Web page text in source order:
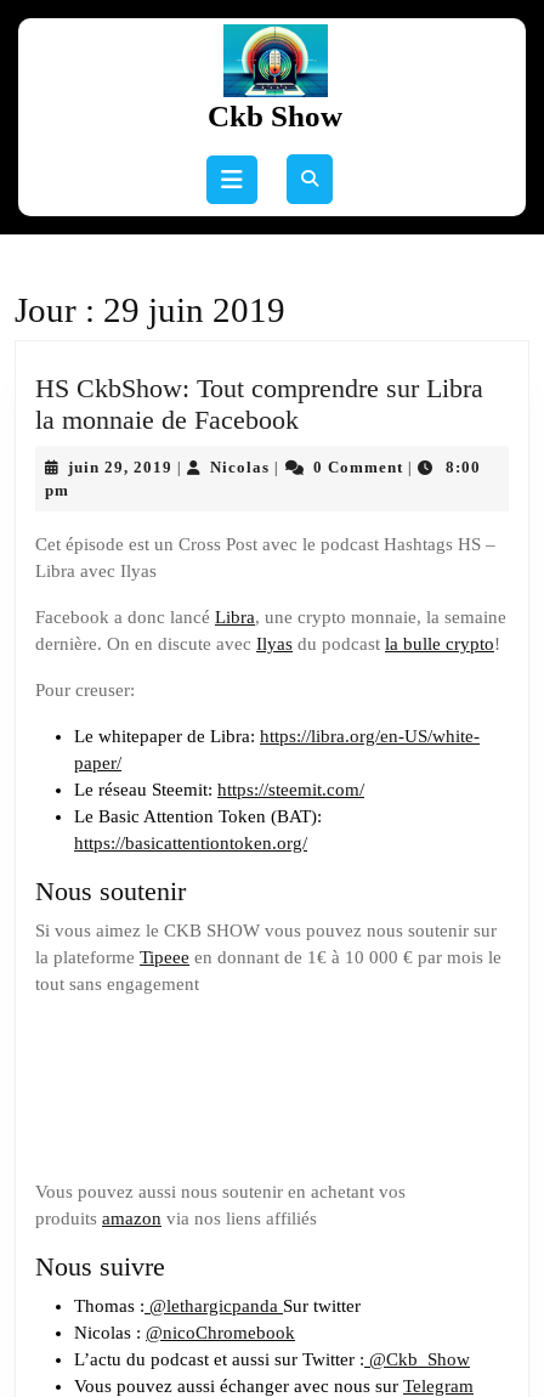
Ckb Show
Open
Jour : 29 juin 2019
HS CkbShow: Tout comprendre sur Libra
la monnaie de FacebookHS
Tout
sur
la
monnaie
juin 29, 2019 juin
Nicolas Nicolas0 Comment
8:00
pm
Cet épisode est un Cross Post avec le podcast Hashtags HS –
Libra avec Ilyas
Facebook a donc lancé Libra, une crypto monnaie, la semaine
dernière. On en discute avec Ilyas du podcast la bulle crypto!
Pour creuser:
Le whitepaper de Libra: https://libra.org/en-US/white-
paper/
Le réseau Steemit: https://steemit.com/
Le Basic Attention Token (BAT):
https://basicattentiontoken.org/
Nous soutenir
Si vous aimez le CKB SHOW vous pouvez nous soutenir sur
la plateforme Tipeee en donnant de 1€ à 10 000 € par mois le
tout sans engagement
Vous pouvez aussi nous soutenir en achetant vos
produits amazon via nos liens affiliés
Nous suivre
Thomas : @lethargicpanda Sur twitter
Nicolas : @nicoChromebook
L’actu du podcast et aussi sur Twitter : @Ckb_Show
Vous pouvez aussi échanger avec nous sur Telegram